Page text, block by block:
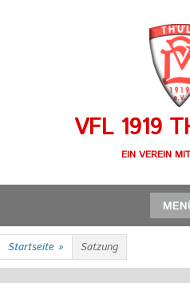
VFL 1919
EIN VEREIN
Zum
Inhalt
springen
Startseite » Satzung